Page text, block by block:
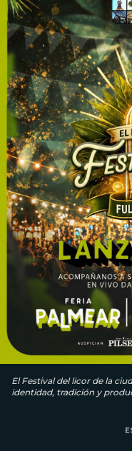
El Festival del licor de la
identidad, tradición y